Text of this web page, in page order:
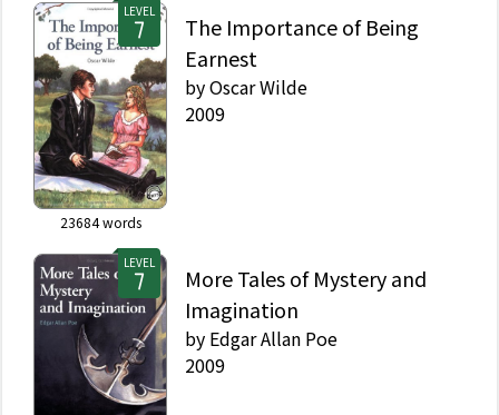
LEVEL
23684words
The Importance of Being
Earnest
byOscar Wilde
2009
LEVEL
More Tales of Mystery and
Imagination
by Edgar Allan Poe
2009